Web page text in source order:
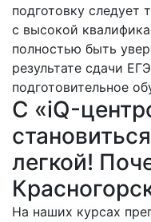
подготовку следует
с высокой
полностью быть
результате сдачи
подготовительное
С «iQ-
легкой!
На наших курсах